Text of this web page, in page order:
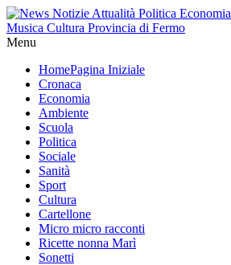
Menu
HomePagina Iniziale
Cronaca
Economia
Ambiente
Scuola
Politica
Sociale
Sanità
Sport
Cultura
Cartellone
Micro micro racconti
Ricette nonna Marì
Sonetti